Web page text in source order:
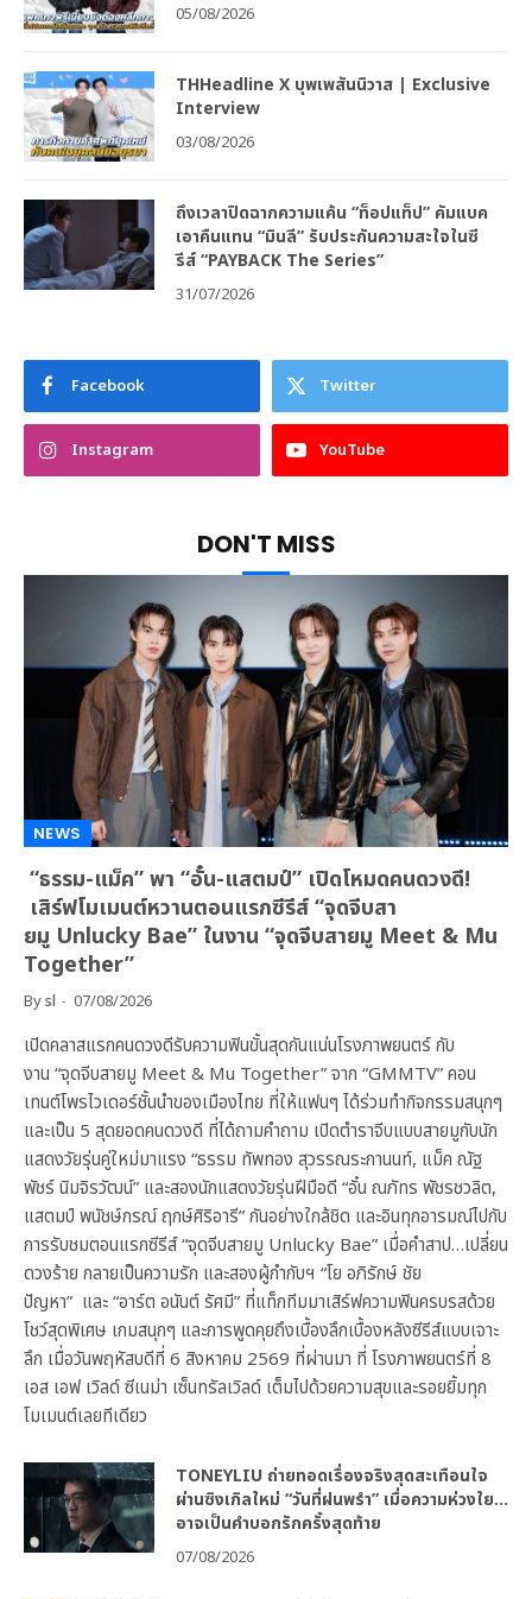
05/08/2026
THHeadline X บุพเพสันนิวาส | Exclusive
Interview
03/08/2026
ถึงเวลาปิดฉากความแค้น “ท็อปแท็ป” คัมแบค
เอาคืนแทน “มินลี” รับประกันความสะใจในซี
รีส์ “PAYBACK The Series”
31/07/2026
Facebook Twitter
Instagram YouTube
DON'T MISS
NEWS
“ธรรม-แม็ค” พา “อั๋น-แสตมป์” เปิดโหมดคนดวงดี!
เสิร์ฟโมเมนต์หวานตอนแรกซีรีส์ “จุดจีบสา
ยมู Unlucky Bae” ในงาน “จุดจีบสายมู Meet & Mu
Together”
Bysl 07/08/2026
เปิดคลาสแรกคนดวงดีรับความฟินขั้นสุดกันแน่นโรงภาพยนตร์ กับ
งาน “จุดจีบสายมู Meet & Mu Together” จาก “GMMTV” คอน
เทนต์โพรไวเดอร์ชั้นนำของเมืองไทย ที่ให้แฟนๆ ได้ร่วมทำกิจกรรมสนุกๆ
และเป็น 5 สุดยอดคนดวงดี ที่ได้ถามคำถาม เปิดตำราจีบแบบสายมูกับนัก
แสดงวัยรุ่นคู่ใหม่มาแรง “ธรรม ทัพทอง สุวรรณระกานนท์, แม็ค ณัฐ
พัชร์ นิมจิรวัฒน์” และสองนักแสดงวัยรุ่นฝีมือดี “อั๋น ณภัทร พัชรชวลิต,
แสตมป์ พนัชษ์กรณ์ ฤกษ์ศิริอารี” กันอย่างใกล้ชิด และอินทุกอารมณ์ไปกับ
การรับชมตอนแรกซีรีส์ “จุดจีบสายมู Unlucky Bae” เมื่อคำสาป…เปลี่ยน
ดวงร้าย กลายเป็นความรัก และสองผู้กำกับฯ “โย อภิรักษ์ ชัย
ปัญหา” และ “อาร์ต อนันต์ รัศมี” ที่แท็กทีมมาเสิร์ฟความฟินครบรสด้วย
โชว์สุดพิเศษ เกมสนุกๆ และการพูดคุยถึงเบื้องลึกเบื้องหลังซีรีส์แบบเจาะ
ลึก เมื่อวันพฤหัสบดีที่ 6 สิงหาคม 2569 ที่ผ่านมา ที่ โรงภาพยนตร์ที่ 8
เอส เอฟ เวิลด์ ซีเนม่า เซ็นทรัลเวิลด์ เต็มไปด้วยความสุขและรอยยิ้มทุก
โมเมนต์เลยทีเดียว
TONEYLIU ถ่ายทอดเรื่องจริงสุดสะเทือนใจ
ผ่านซิงเกิลใหม่ “วันที่ฝนพรำ” เมื่อความห่วงใย…
อาจเป็นคำบอกรักครั้งสุดท้าย
07/08/2026